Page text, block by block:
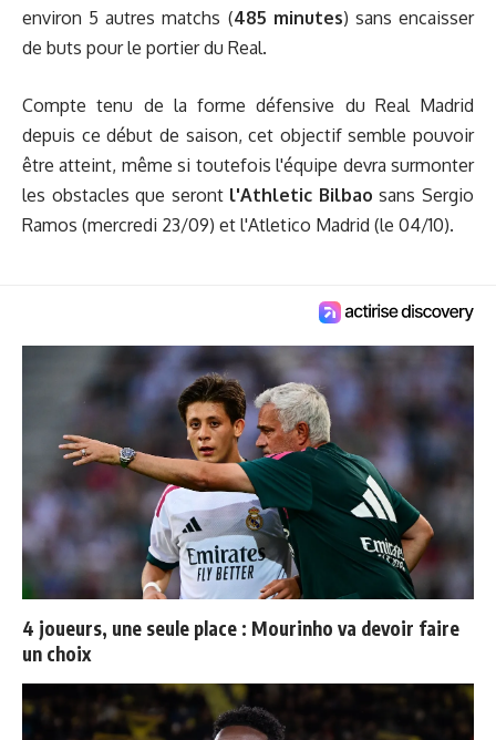
environ 5 autres matchs (485 minutes) sans encaisser
de buts pour le portier du Real.
Compte tenu de la forme défensive du Real Madrid
depuis ce début de saison, cet objectif semble pouvoir
être atteint, même si toutefois l'équipe devra surmonter
les obstacles que seront l'Athletic Bilbao sans Sergio
Ramos (mercredi 23/09) et l'Atletico Madrid (le 04/10).
4 joueurs, une seule place : Mourinho va devoir faire
un choix